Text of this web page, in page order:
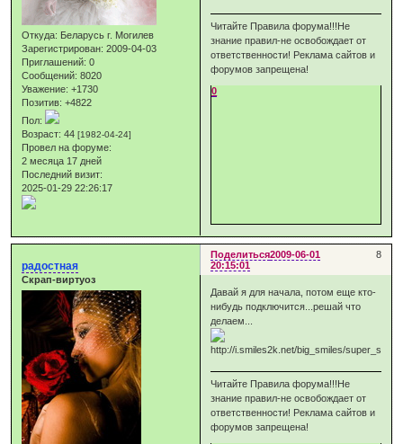
Откуда: Беларусь г. Могилев
Зарегистрирован: 2009-04-03
Приглашений: 0
Сообщений: 8020
Уважение: +1730
Позитив: +4822
Пол:
Возраст: 44[1982-04-24]
Провел на форуме:
2 месяца 17 дней
Последний визит:
2025-01-29 22:26:17
Читайте Правила форума!!!Не
знание правил-не освобождает от
ответственности! Реклама сайтов и
форумов запрещена!
0
Поделиться 8
2009-06-01
20:15:01
радостная
Скрап-виртуоз
Давай я для начала, потом еще кто-
нибудь подключится...решай что
делаем...
Читайте Правила форума!!!Не
знание правил-не освобождает от
ответственности! Реклама сайтов и
форумов запрещена!